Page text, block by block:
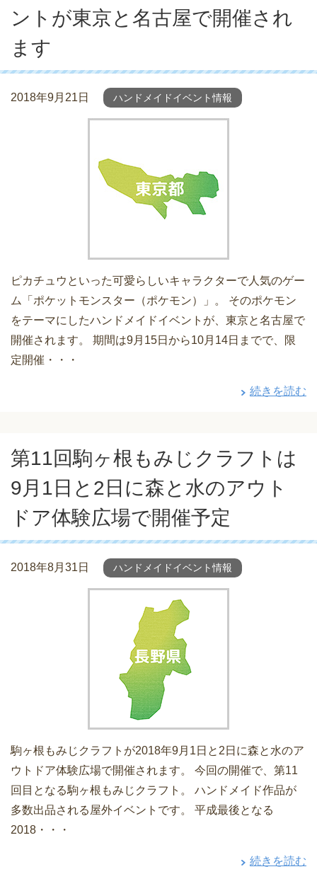
ントが東京と名古屋で開催され
ます
2018年9月21日 ハンドメイドイベント情報
ピカチュウといった可愛らしいキャラクターで人気のゲー
ム「ポケットモンスター（ポケモン）」。 そのポケモン
をテーマにしたハンドメイドイベントが、東京と名古屋で
開催されます。 期間は9月15日から10月14日までで、限
定開催・・・
続きを読む
第11回駒ヶ根もみじクラフトは
9月1日と2日に森と水のアウト
ドア体験広場で開催予定
2018年8月31日 ハンドメイドイベント情報
駒ヶ根もみじクラフトが2018年9月1日と2日に森と水のア
ウトドア体験広場で開催されます。 今回の開催で、第11
回目となる駒ヶ根もみじクラフト。 ハンドメイド作品が
多数出品される屋外イベントです。 平成最後となる
2018・・・
続きを読む